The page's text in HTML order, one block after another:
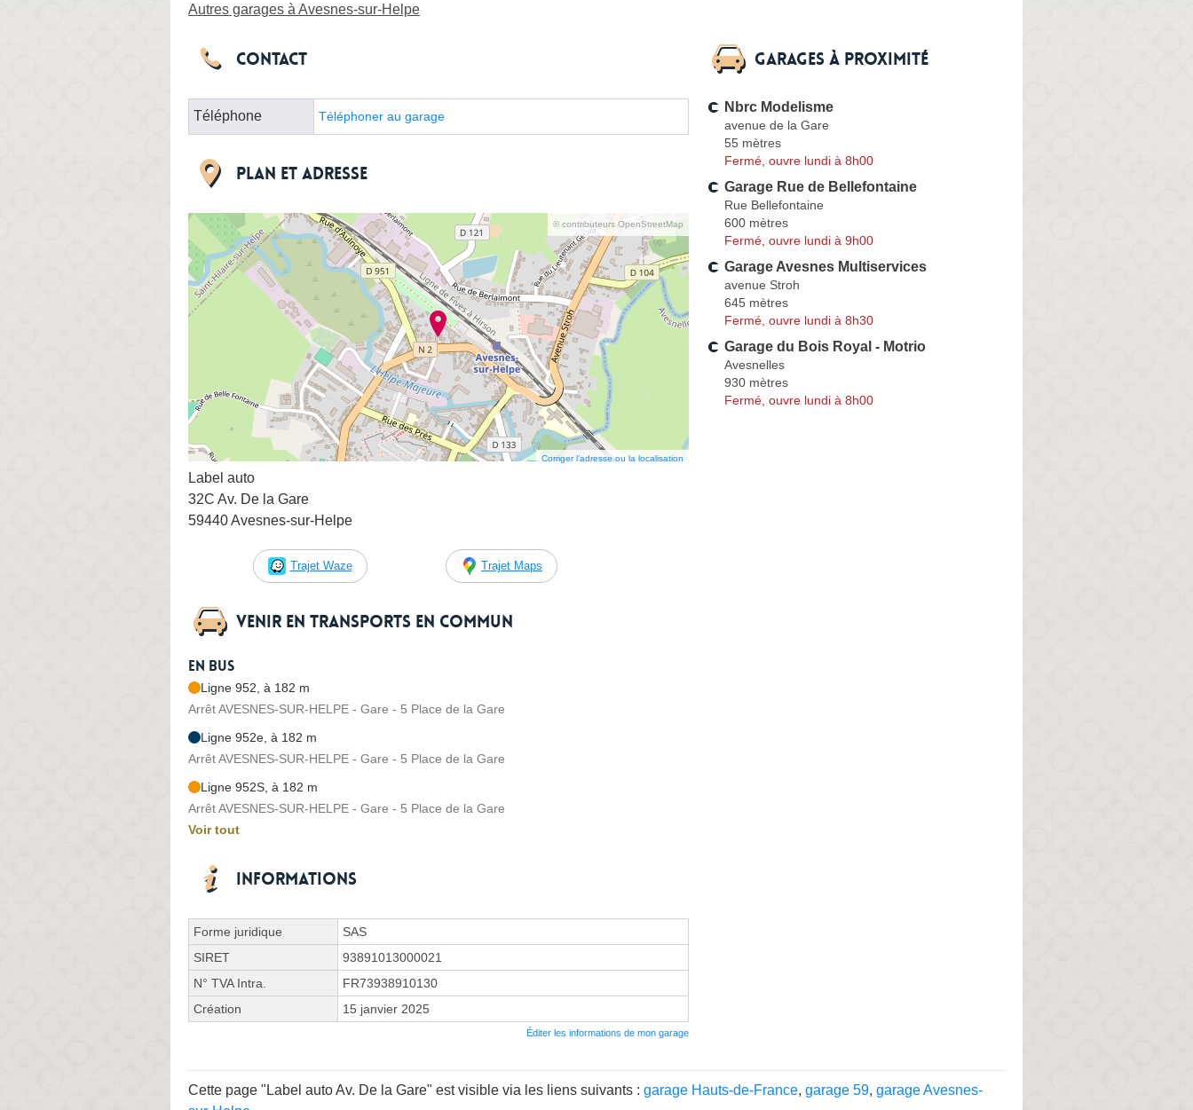
Autres garages à Avesnes-sur-Helpe
Contact
Téléphone Téléphoner au garage
Plan et adresse
© contributeurs OpenStreetMap
Corriger l’adresse ou la localisation
Label auto
32C Av. De la Gare
59440 Avesnes-sur-Helpe
Trajet Waze Trajet Maps
Venir en transports en commun
En bus
Ligne 952, à 182 m
Arrêt AVESNES-SUR-HELPE - Gare - 5 Place de la Gare
Ligne 952e, à 182 m
Arrêt AVESNES-SUR-HELPE - Gare - 5 Place de la Gare
Ligne 952S, à 182 m
Arrêt AVESNES-SUR-HELPE - Gare - 5 Place de la Gare
Voir tout
Informations
Forme juridique
SAS
SIRET
93891013000021
N° TVA Intra.
FR73938910130
Création
15 janvier 2025
Éditer les informations de mon garage
Garages à proximité
Nbrc Modelisme
avenue de la Gare
55 mètres
Fermé, ouvre lundi à 8h00
Garage Rue de Bellefontaine
Rue Bellefontaine
600 mètres
Fermé, ouvre lundi à 9h00
Garage Avesnes Multiservices
avenue Stroh
645 mètres
Fermé, ouvre lundi à 8h30
Garage du Bois Royal - Motrio
Avesnelles
930 mètres
Fermé, ouvre lundi à 8h00
Cette page "Label auto Av. De la Gare" est visible via les liens suivants : garage Hauts-de-France, garage 59, garage Avesnes-